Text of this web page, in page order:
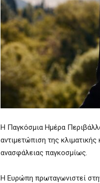
Η Παγκόσμια Ημέρα
αντιμετώπιση της
ανασφάλειας παγκοσμίως.
Η Ευρώπη πρωταγωνιστεί